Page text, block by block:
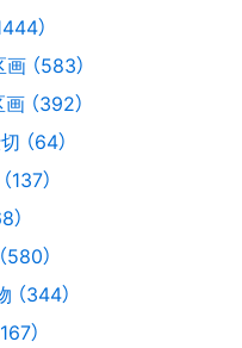
）
（583）
（392）
（64）
）
）
（344）
）